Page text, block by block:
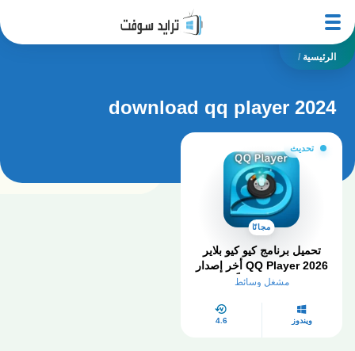
الرئيسية /
download qq player 2024
تحديث
مجانًا
تحميل برنامج كيو كيو بلاير
QQ Player 2026 أخر إصدار
كامل مجاناً
مشغل وسائط
ويندوز 4.6